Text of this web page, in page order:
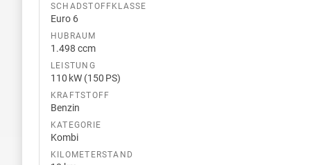
SCHADSTOFFKLASSE
Euro 6
HUBRAUM
1.498 ccm
LEISTUNG
110 kW (150 PS)
KRAFTSTOFF
Benzin
KATEGORIE
Kombi
KILOMETERSTAND